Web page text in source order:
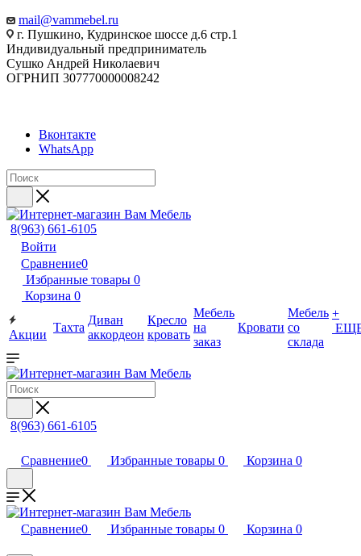
mail@vammebel.ru
г. Пушкино, Кудринское шоссе д.6 стр.1
Индивидуальный предприниматель
Сушко Андрей Николаевич
ОГРНИП 307770000008242
Вконтакте
WhatsApp
8(963) 661-6105
Войти
Сравнение0
Избранные товары 0
Корзина 0
Акции
Тахта
Диван
аккордеон
Кресло
кровать
Мебель
на
заказ
Кровати
Мебель
со
склада
+
8(963) 661-6105
Сравнение0 Избранные товары 0 Корзина 0
Сравнение0 Избранные товары 0 Корзина 0